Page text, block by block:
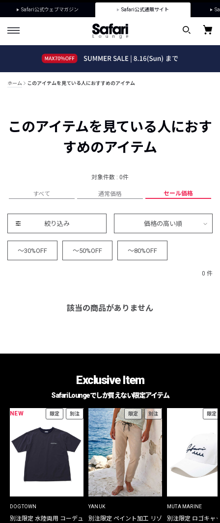
Safari公式ウェブマガジン Safari公式通販サイト
ホーム このアイテムを見ている人におすすめのアイテム
このアイテムを見ている人におす
すめのアイテム
対象件数 : 0件
すべて 通常価格 セール価格
絞り込み 価格の高い順
～30%OFF ～50%OFF ～80%OFF
0 件
該当の商品がありません
Exclusive Item
Safari Loungeでしか買えない限定アイテム
NEW 限定 別注
DOGTOWN
別注限定 水陸両用 コーデュ
限定 別注
YANUK
別注限定 ペイント加工 リゾ
限定
MUTA MARINE
別注限定 ロゴキャ